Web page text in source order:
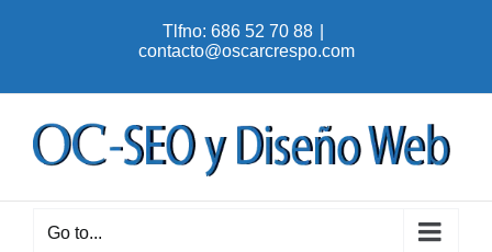
Tlfno: 686 52 70 88
contacto@oscarcrespo.com
Go to...